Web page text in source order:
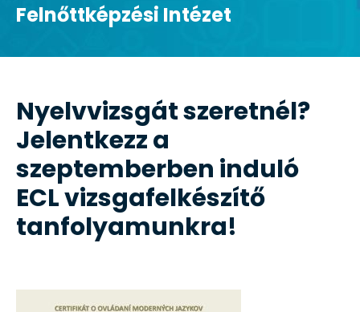
Felnőttképzési Intézet
Nyelvvizsgát szeretnél?
Jelentkezz a
szeptemberben induló
ECL vizsgafelkészítő
tanfolyamunkra!